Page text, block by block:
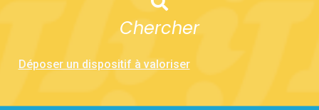
Chercher
Déposer un dispositif à valoriser